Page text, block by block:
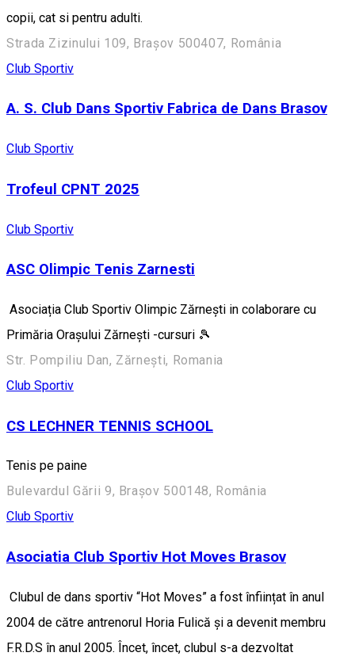
copii, cat si pentru adulti.
Strada Zizinului 109, Brașov 500407, România
Club Sportiv
A. S. Club Dans Sportiv Fabrica de Dans Brasov
Club Sportiv
Trofeul CPNT 2025
Club Sportiv
ASC Olimpic Tenis Zarnesti
Asociația Club Sportiv Olimpic Zărnești in colaborare cu
Primăria Orașului Zărnești -cursuri 🎾
Str. Pompiliu Dan, Zărnești, Romania
Club Sportiv
CS LECHNER TENNIS SCHOOL
Tenis pe paine
Bulevardul Gării 9, Brașov 500148, România
Club Sportiv
Asociatia Club Sportiv Hot Moves Brasov
Clubul de dans sportiv “Hot Moves” a fost înființat în anul
2004 de către antrenorul Horia Fulică și a devenit membru
F.R.D.S în anul 2005. Încet, încet, clubul s-a dezvoltat